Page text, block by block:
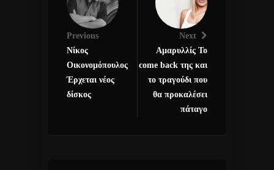
Previous
Νίκος
Οικονομόπουλος
Έρχεται νέος
δίσκος
Next
Αμαρυλλίς Το
come back της και
το τραγούδι που
θα προκαλέσει
πάταγο